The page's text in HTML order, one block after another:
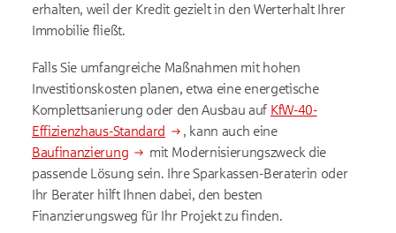
erhalten, weil der Kredit gezielt in den Werterhalt Ihrer
Immobilie fließt.
Falls Sie umfangreiche Maßnahmen mit hohen
Investitionskosten planen, etwa eine energetische
Komplettsanierung oder den Ausbau auf KfW-40-
Effizienzhaus-Standard
, kann auch eine
Baufinanzierung
mit Modernisierungszweck die
passende Lösung sein. Ihre Sparkassen-Beraterin oder
Ihr Berater hilft Ihnen dabei, den besten
Finanzierungsweg für Ihr Projekt zu finden.